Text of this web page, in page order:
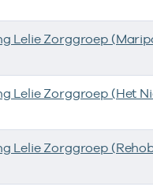
Lelie Zorggroep
Lelie Zorggroep (Het
Lelie Zorggroep